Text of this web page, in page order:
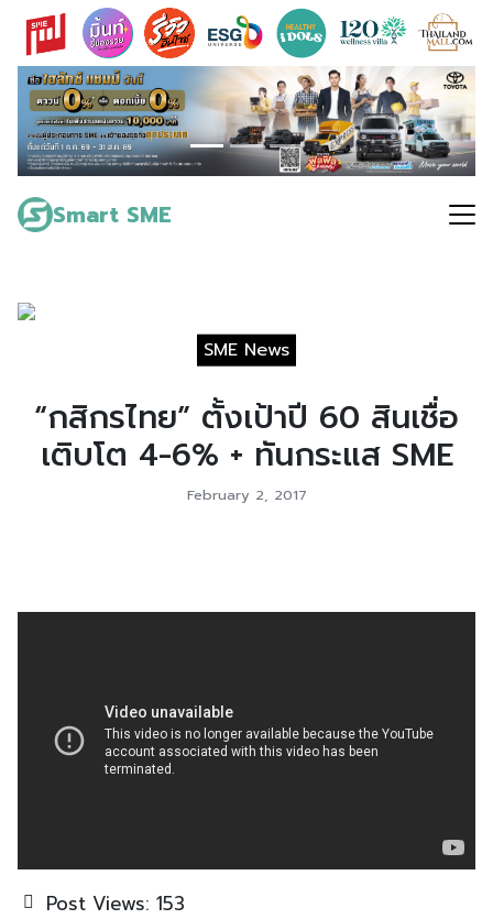
Skip
content
Smart SME
Search
for:
SME News
“กสิกรไทย” ตั้งเป้าปี 60 สินเชื่อ
เติบโต 4-6% + ทันกระแส SME
February 2, 2017
Post Views: 153